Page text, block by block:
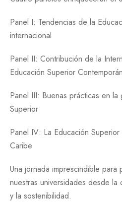
Panel I: Tendencias de la
internacional
Panel II: Contribución de la
Educación Superior
Panel III: Buenas prácticas en
Superior
Panel IV: La Educación
Caribe
Una jornada imprescindible
nuestras universidades desde
y la sostenibilidad.